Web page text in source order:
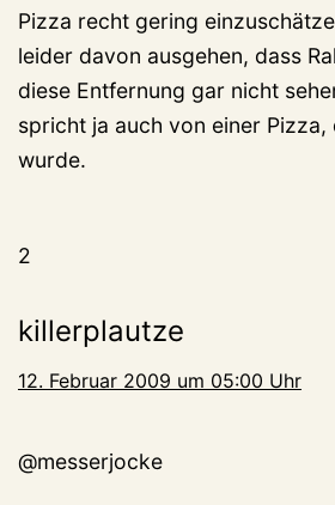
Pizza recht gering
leider davon ausgehen, dass
diese Entfernung gar nicht
spricht ja auch von einer
wurde.
2
killerplautze
12. Februar 2009 um 05:00 Uhr
@messerjocke